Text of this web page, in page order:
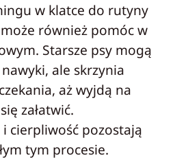
w klatce do rutyny
również pomóc w
Starsze psy mogą
ale skrzynia
aż wyjdą na
załatwić.
cierpliwość pozostają
tym procesie.